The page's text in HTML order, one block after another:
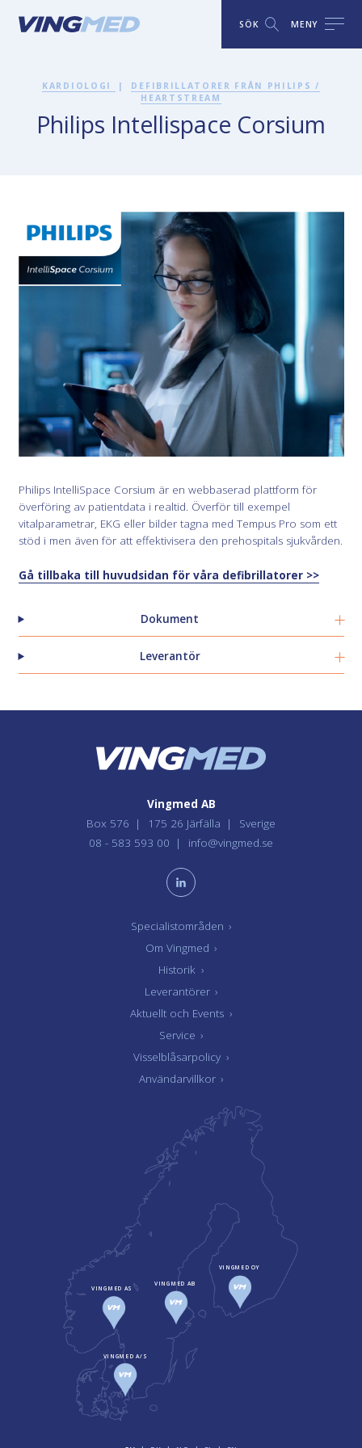
SÖK MENY
KARDIOLOGI |
DEFIBRILLATORER FRÅN PHILIPS /
HEARTSTREAM
Philips Intellispace Corsium
Philips IntelliSpace Corsium är en webbaserad plattform för
överföring av patientdata i realtid. Överför till exempel
vitalparametrar, EKG eller bilder tagna med Tempus Pro som ett
stöd i men även för att effektivisera den prehospitals sjukvården.
Gå tillbaka till huvudsidan för våra defibrillatorer >>
Dokument
Leverantör
Specialistområden ›
Om Vingmed ›
Historik ›
Leverantörer ›
Aktuellt och Events ›
Service ›
Visselblåsarpolicy ›
Användarvillkor ›
Vingmed AB
Box 576
175 26 Järfälla
Sverige
08 - 583 593 00
info@vingmed.se
VINGMED A/S
VINGMED AS
VINGMED AB
VINGMED OY